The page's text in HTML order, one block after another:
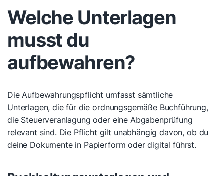
Welche Unterlagen
musst du
aufbewahren?
Die Aufbewahrungspflicht umfasst sämtliche
Unterlagen, die für die ordnungsgemäße Buchführung,
die Steuerveranlagung oder eine Abgabenprüfung
relevant sind. Die Pflicht gilt unabhängig davon, ob du
deine Dokumente in Papierform oder digital führst.